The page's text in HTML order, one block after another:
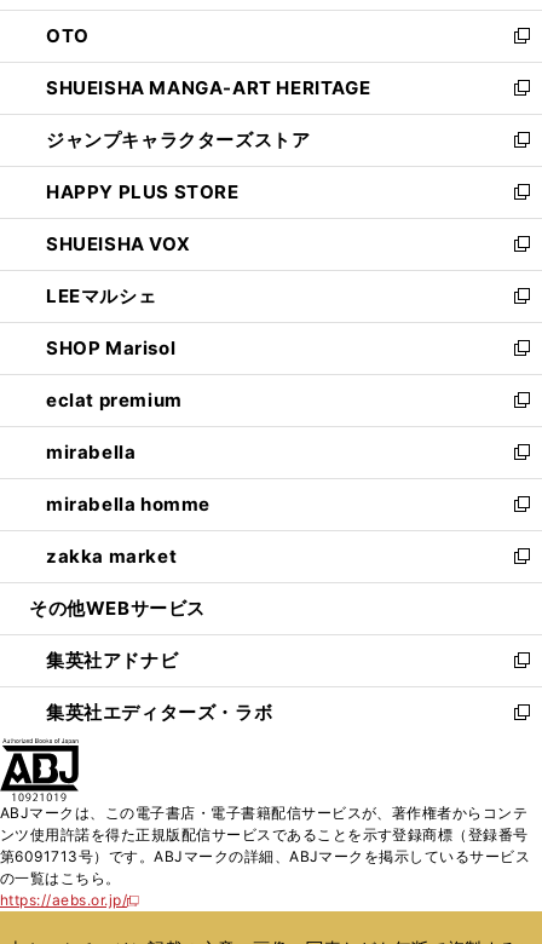
ウ
で
開
く
ン
ド
ウ
で
開
く
OTO
新
し
い
ウ
ィ
ン
ド
ウ
で
開
く
SHUEISHA MANGA-ART HERITAGE
新
し
い
ウ
ィ
ン
ド
ウ
で
開
く
ジャンプキャラクターズストア
新
し
い
ウ
ィ
ン
ド
ウ
で
開
く
HAPPY PLUS STORE
新
し
い
ウ
ィ
ン
ド
ウ
で
開
く
SHUEISHA VOX
新
し
い
ウ
ィ
ン
ド
ウ
で
開
く
LEEマルシェ
新
し
い
ウ
ィ
ン
ド
ウ
で
開
く
SHOP Marisol
新
し
い
ウ
ィ
ン
ド
ウ
で
開
eclat premium
新
し
い
ウ
ィ
ン
ド
ウ
開
く
mirabella
新
し
い
ウ
ィ
ン
ウ
で
開
く
mirabella homme
新
し
い
ウ
ン
ド
ウ
で
zakka market
新
し
ウ
ィ
ン
ド
く
その他WEBサービス
集英社アドナビ
新
し
い
ド
ウ
で
集英社エディターズ・ラボ
新
ィ
ン
ド
ABJマークは、この電子書店・電子書籍配信サービスが、著作権者からコンテ
ンツ使用許諾を得た正規版配信サービスであることを示す登録商標（登録番号
第6091713号）です。ABJマークの詳細、ABJマークを掲示しているサービス
の一覧はこちら。
https://aebs.or.jp/
新